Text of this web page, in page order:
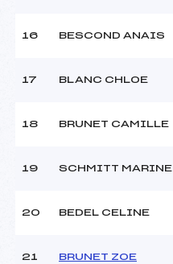
16 BESCOND ANAIS
17 BLANC CHLOE
18 BRUNET CAMILLE
19 SCHMITT MARINE
20 BEDEL CELINE
21 BRUNET ZOE